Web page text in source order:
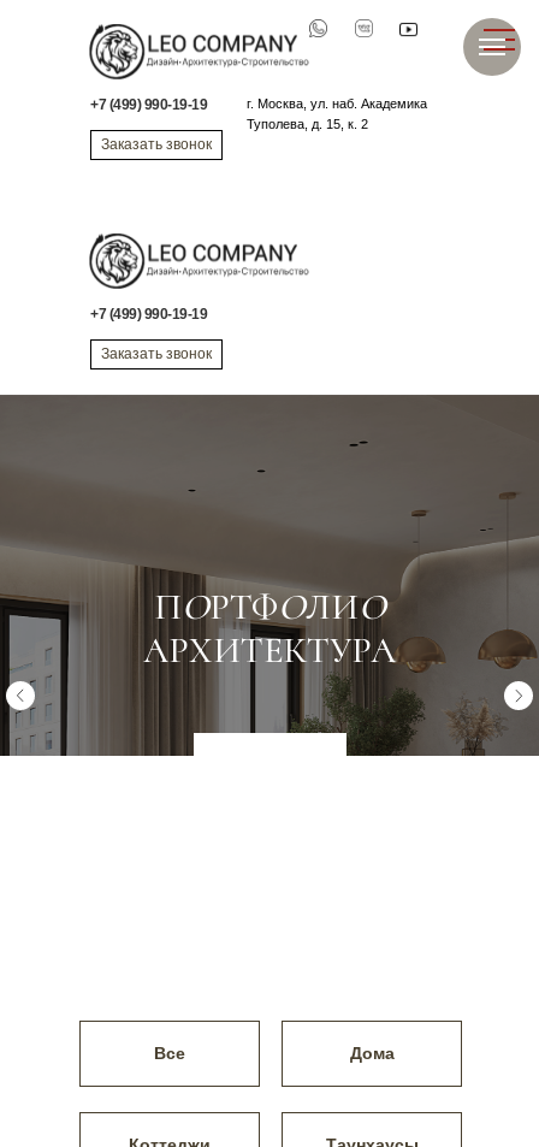
Заказать звонок
+7 (499) 990-19-19 г. Москва, ул. наб. Академика
Туполева, д. 15, к. 2
Заказать звонок
Стоимость
+7 (499) 990-19-19
ПОРТФОЛИО
АРХИТЕКТУРА
Дома
Все